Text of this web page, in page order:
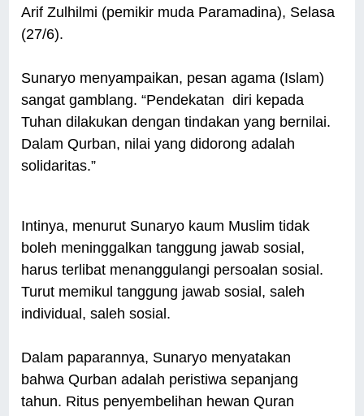
Arif Zulhilmi (pemikir muda Paramadina), Selasa
(27/6).
Sunaryo menyampaikan, pesan agama (Islam)
sangat gamblang. “Pendekatan diri kepada
Tuhan dilakukan dengan tindakan yang bernilai.
Dalam Qurban, nilai yang didorong adalah
solidaritas.”
Intinya, menurut Sunaryo kaum Muslim tidak
boleh meninggalkan tanggung jawab sosial,
harus terlibat menanggulangi persoalan sosial.
Turut memikul tanggung jawab sosial, saleh
individual, saleh sosial.
Dalam paparannya, Sunaryo menyatakan
bahwa Qurban adalah peristiwa sepanjang
tahun. Ritus penyembelihan hewan Quran